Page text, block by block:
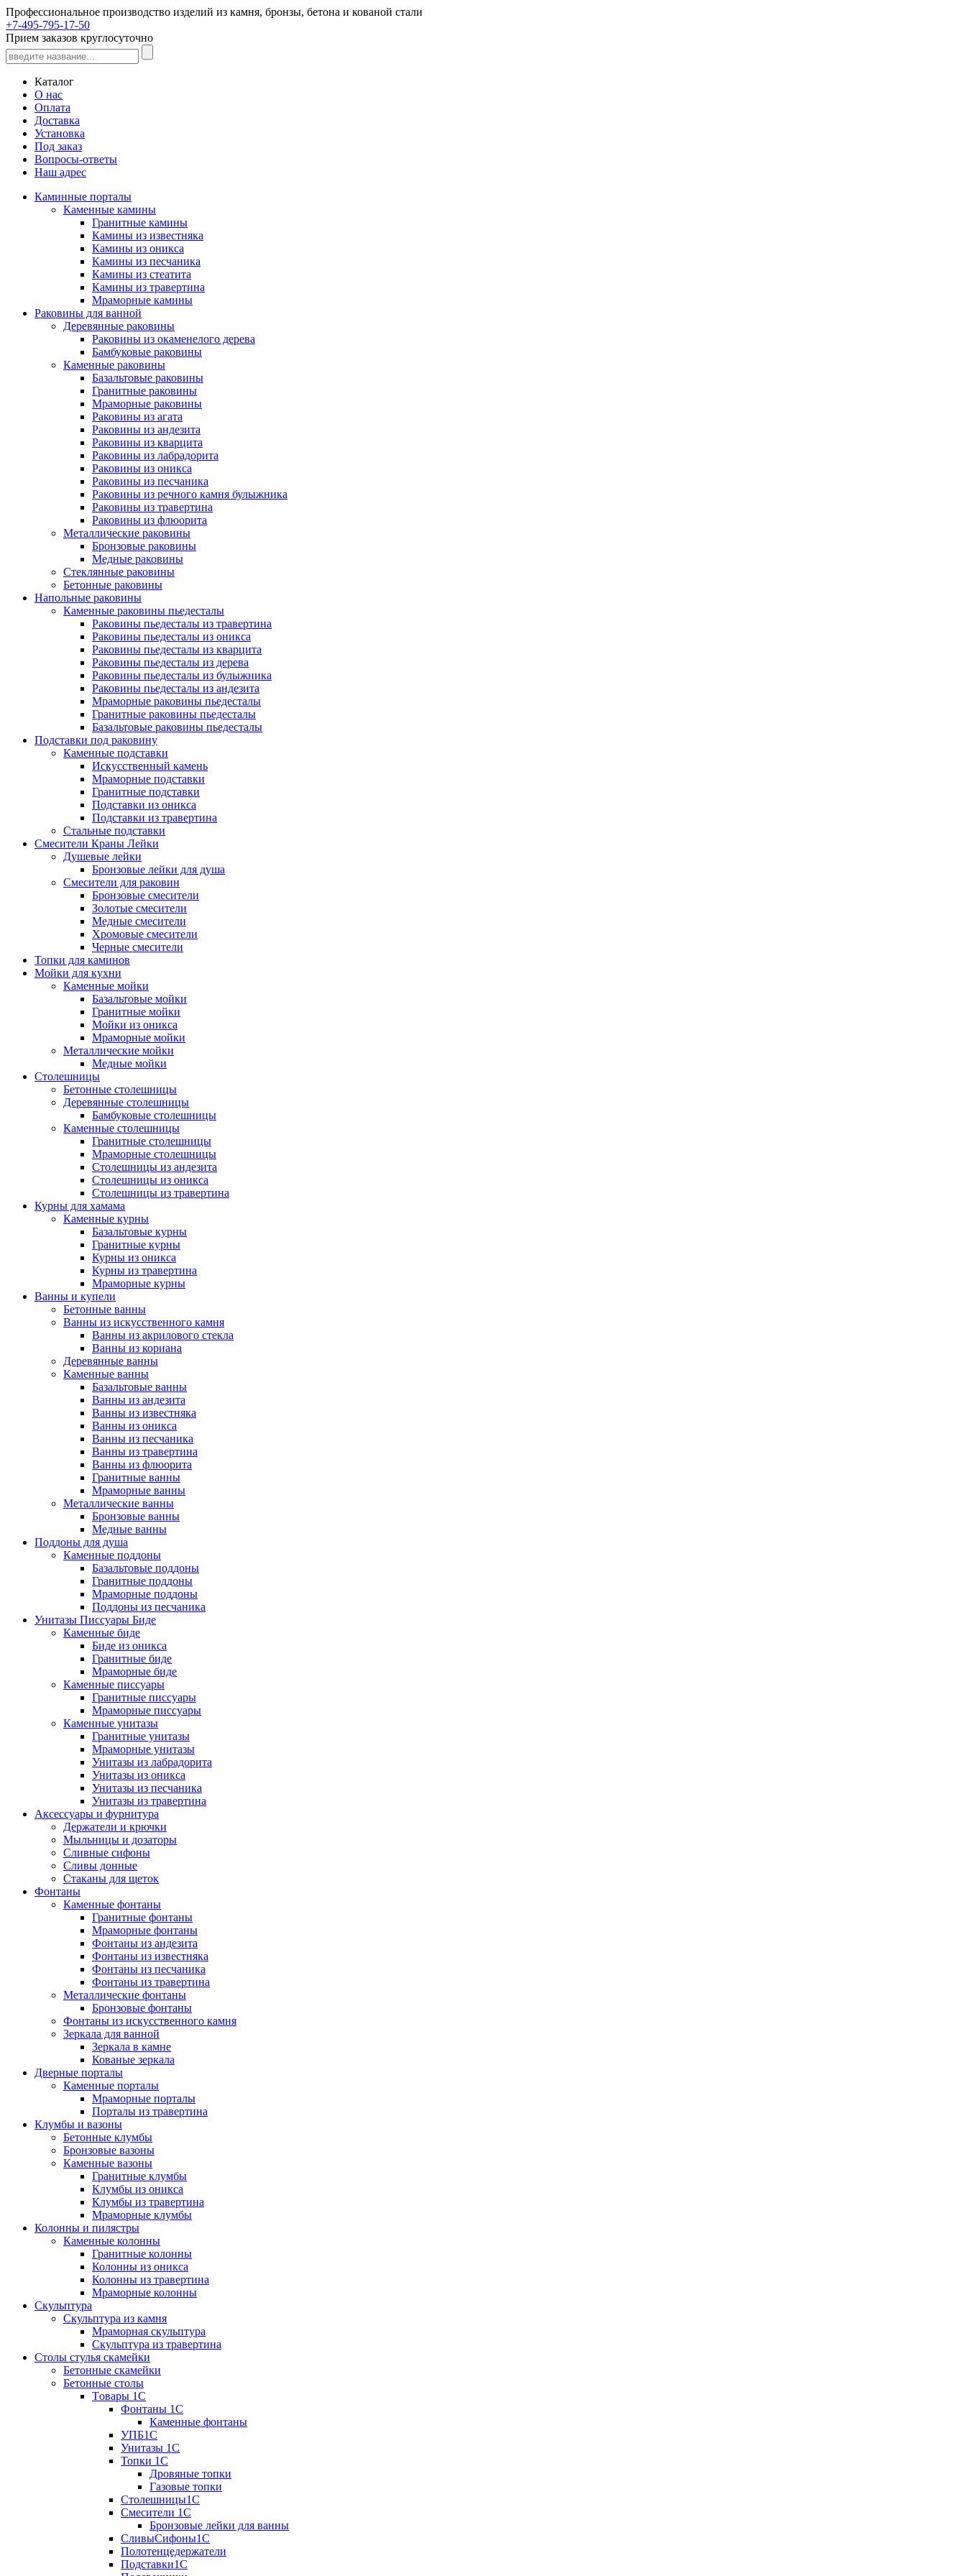
Профессиональное производство изделий из камня, бронзы, бетона и кованой стали
+7-495-795-17-50
Прием заказов круглосуточно
Каталог
О нас
Оплата
Доставка
Установка
Под заказ
Вопросы-ответы
Наш адрес
Каминные порталы
Каменные камины
Гранитные камины
Камины из известняка
Камины из оникса
Камины из песчаника
Камины из стеатита
Камины из травертина
Мраморные камины
Раковины для ванной
Деревянные раковины
Раковины из окаменелого дерева
Бамбуковые раковины
Каменные раковины
Базальтовые раковины
Гранитные раковины
Мраморные раковины
Раковины из агата
Раковины из андезита
Раковины из кварцита
Раковины из лабрадорита
Раковины из оникса
Раковины из песчаника
Раковины из речного камня булыжника
Раковины из травертина
Раковины из флюорита
Металлические раковины
Бронзовые раковины
Медные раковины
Стеклянные раковины
Бетонные раковины
Напольные раковины
Каменные раковины пьедесталы
Раковины пьедесталы из травертина
Раковины пьедесталы из оникса
Раковины пьедесталы из кварцита
Раковины пьедесталы из дерева
Раковины пьедесталы из булыжника
Раковины пьедесталы из андезита
Мраморные раковины пьедесталы
Гранитные раковины пьедесталы
Базальтовые раковины пьедесталы
Подставки под раковину
Каменные подставки
Искусственный камень
Мраморные подставки
Гранитные подставки
Подставки из оникса
Подставки из травертина
Стальные подставки
Смесители Краны Лейки
Душевые лейки
Бронзовые лейки для душа
Смесители для раковин
Бронзовые смесители
Золотые смесители
Медные смесители
Хромовые смесители
Черные смесители
Топки для каминов
Мойки для кухни
Каменные мойки
Базальтовые мойки
Гранитные мойки
Мойки из оникса
Мраморные мойки
Металлические мойки
Медные мойки
Столешницы
Бетонные столешницы
Деревянные столешницы
Бамбуковые столешницы
Каменные столешницы
Гранитные столешницы
Мраморные столешницы
Столешницы из андезита
Столешницы из оникса
Столешницы из травертина
Курны для хамама
Каменные курны
Базальтовые курны
Гранитные курны
Курны из оникса
Курны из травертина
Мраморные курны
Ванны и купели
Бетонные ванны
Ванны из искусственного камня
Ванны из акрилового стекла
Ванны из кориана
Деревянные ванны
Каменные ванны
Базальтовые ванны
Ванны из андезита
Ванны из известняка
Ванны из оникса
Ванны из песчаника
Ванны из травертина
Ванны из флюорита
Гранитные ванны
Мраморные ванны
Металлические ванны
Бронзовые ванны
Медные ванны
Поддоны для душа
Каменные поддоны
Базальтовые поддоны
Гранитные поддоны
Мраморные поддоны
Поддоны из песчаника
Унитазы Писсуары Биде
Каменные биде
Биде из оникса
Гранитные биде
Мраморные биде
Каменные писсуары
Гранитные писсуары
Мраморные писсуары
Каменные унитазы
Гранитные унитазы
Мраморные унитазы
Унитазы из лабрадорита
Унитазы из оникса
Унитазы из песчаника
Унитазы из травертина
Аксессуары и фурнитура
Держатели и крючки
Мыльницы и дозаторы
Сливные сифоны
Сливы донные
Стаканы для щеток
Фонтаны
Каменные фонтаны
Гранитные фонтаны
Мраморные фонтаны
Фонтаны из андезита
Фонтаны из известняка
Фонтаны из песчаника
Фонтаны из травертина
Металлические фонтаны
Бронзовые фонтаны
Фонтаны из искусственного камня
Зеркала для ванной
Зеркала в камне
Кованые зеркала
Дверные порталы
Каменные порталы
Мраморные порталы
Порталы из травертина
Клумбы и вазоны
Бетонные клумбы
Бронзовые вазоны
Каменные вазоны
Гранитные клумбы
Клумбы из оникса
Клумбы из травертина
Мраморные клумбы
Колонны и пилястры
Каменные колонны
Гранитные колонны
Колонны из оникса
Колонны из травертина
Мраморные колонны
Скульптура
Скульптура из камня
Мраморная скульптура
Скульптура из травертина
Столы стулья скамейки
Бетонные скамейки
Бетонные столы
Tовары 1C
Фонтаны 1C
Каменные фонтаны
УПБ1С
Унитазы 1С
Топки 1С
Дровяные топки
Газовые топки
Столешницы1С
Смесители 1С
Бронзовые лейки для ванны
СливыСифоны1С
Полотенцедержатели
Подставки1С